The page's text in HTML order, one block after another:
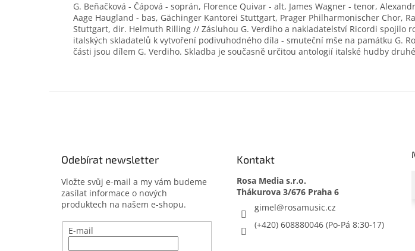
G. Beňačková - Čápová - soprán, Florence Quivar - alt, James Wagner - tenor,
Aage Haugland - bas, Gächinger Kantorei Stuttgart, Prager Philharmonischer Chor,
Stuttgart, dir. Helmuth Rilling // Zásluhou G. Verdiho a nakladatelství Ricordi spojilo
italských skladatelů k vytvoření podivuhodného díla - smuteční mše na památku G.
části jsou dílem G. Verdiho. Skladba je současně určitou antologií italské hudby
Odebírat newsletter
Vložte svůj e-mail a my vám budeme
zasílat informace o nových
produktech na našem e-shopu.
E-mail
Kontakt
Rosa Media s.r.o.
gimel@rosamusic.cz
(+420) 608880046